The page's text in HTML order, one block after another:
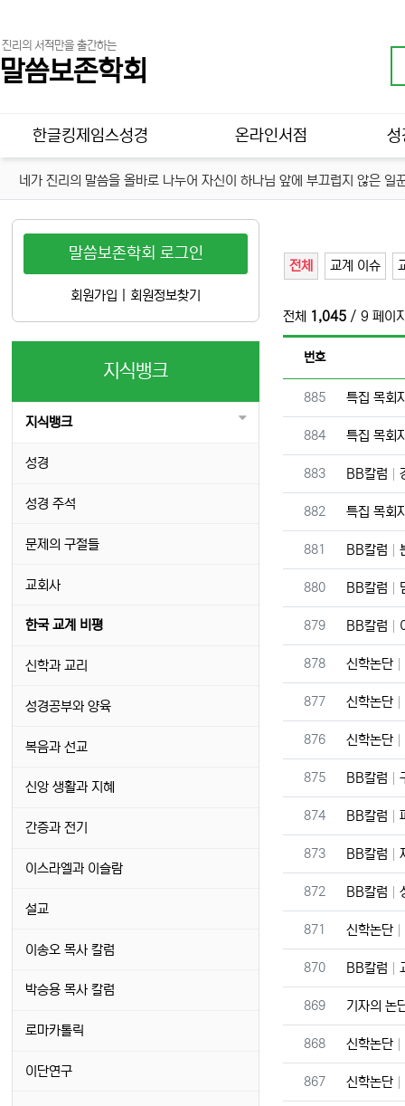
진리의 서적만을 출간하는
말씀보존학회
메인 메뉴
한글킹제임스성경 온라인서점 성
네가 진리의 말씀을 올바로 나누어 자신이 하나님 앞에 부끄럽지 않은
전체 교계 이슈
전체 1,045 / 9 페이
번호
번호
885 특집 목회
번호
884 특집 목회
번호
883 BB칼럼
번호
882 특집 목회
번호
881 BB칼럼
번호
880 BB칼럼
번호
879 BB칼럼
번호
878 신학논단
번호
877 신학논단
번호
876 신학논단
번호
875 BB칼럼
번호
874 BB칼럼
번호
873 BB칼럼
번호
872 BB칼럼
번호
871 신학논단
번호
870 BB칼럼
번호
869 기자의 논
번호
868 신학논단
번호
867 신학논단
말씀보존학회 로그인
회원가입 회원정보찾기
지식뱅크
지식뱅크
성경
성경 주석
문제의 구절들
교회사
한국 교계 비평
신학과 교리
성경공부와 양육
복음과 선교
신앙 생활과 지혜
간증과 전기
이스라엘과 이슬람
설교
이송오 목사 칼럼
박승용 목사 칼럼
로마카톨릭
이단연구